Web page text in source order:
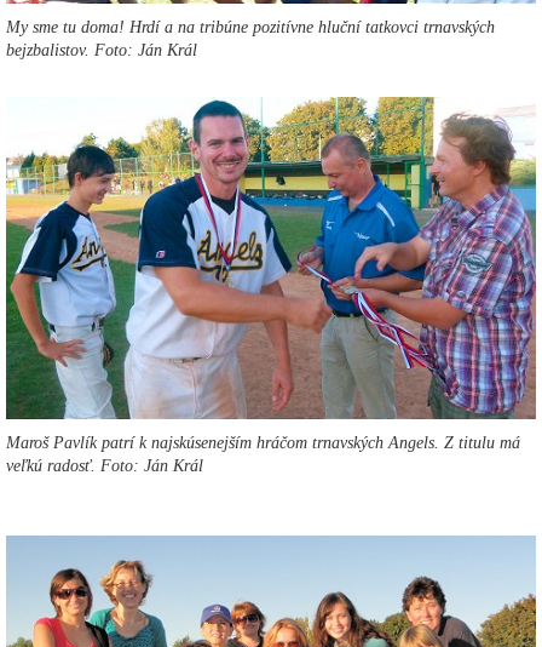
My sme tu doma! Hrdí a na tribúne pozitívne hluční tatkovci trnavských
bejzbalistov. Foto: Ján Král
Maroš Pavlík patrí k najskúsenejším hráčom trnavských Angels. Z titulu má
veľkú radosť. Foto: Ján Král